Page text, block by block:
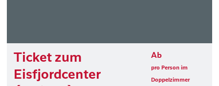
Ticket zum
Eisfjordcenter
Ab
pro Person im
Doppelzimmer